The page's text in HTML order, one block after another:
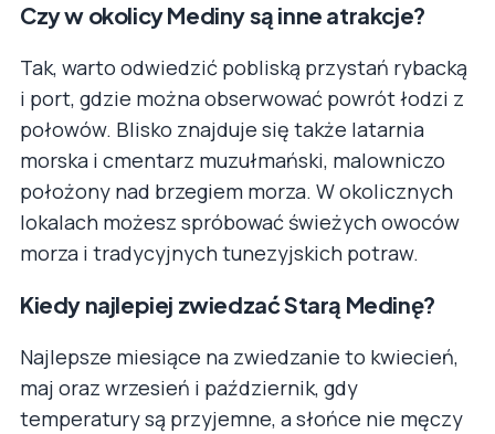
Czy w okolicy Mediny są inne atrakcje?
Tak, warto odwiedzić pobliską przystań rybacką
i port, gdzie można obserwować powrót łodzi z
połowów. Blisko znajduje się także latarnia
morska i cmentarz muzułmański, malowniczo
położony nad brzegiem morza. W okolicznych
lokalach możesz spróbować świeżych owoców
morza i tradycyjnych tunezyjskich potraw.
Kiedy najlepiej zwiedzać Starą Medinę?
Najlepsze miesiące na zwiedzanie to kwiecień,
maj oraz wrzesień i październik, gdy
temperatury są przyjemne, a słońce nie męczy